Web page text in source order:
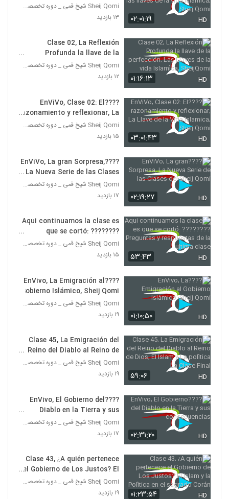
۰۲:۰۱:۱۹ HD
llaves de la vida Islámica,
Sheij Qomi
Sheij Qomi شیخ قمی _ دوره تخصصی تربیت مبلغه غرب
۱۳ بازدید
۰۱:۱۶:۱۳ HD
Clase 02, La Reflexión
Profunda la llave de la
perfección, Las Llaves de la
vida Islamíca, SheijQomi
Sheij Qomi شیخ قمی _ دوره تخصصی تربیت مبلغه غرب
۱۲ بازدید
۰۳:۰۱:۴۳ HD
????EnViVo, Clase 02: El
razonamiento y reflexionar, La
Llave de la Vida Islamica,
Sheij Qomi
Sheij Qomi شیخ قمی _ دوره تخصصی تربیت مبلغه غرب
۱۵ بازدید
۰۲:۱۹:۲۷ HD
????EnViVo, La gran Sorpresa,
La Nueva Serie de las Clases
del Sheij Qomi
Sheij Qomi شیخ قمی _ دوره تخصصی تربیت مبلغه غرب
۱۷ بازدید
۵۳:۴۳ HD
Aqui continuamos la clase es
que se cortó: ????????
Preguntas y respuestas de la
ultima clase
Sheij Qomi شیخ قمی _ دوره تخصصی تربیت مبلغه غرب
۱۵ بازدید
۰۱:۱۰:۵۰ HD
????EnVivo, La Emigración al
Gobierno Islámico, Sheij Qomi
Sheij Qomi شیخ قمی _ دوره تخصصی تربیت مبلغه غرب
۱۹ بازدید
۵۹:۰۶ HD
Clase 45, La Emigración del
Reino del Diablo al Reino de
Dios, El Islam y La política La
Clase Final
Sheij Qomi شیخ قمی _ دوره تخصصی تربیت مبلغه غرب
۱۹ بازدید
۰۲:۳۱:۲۰ HD
????EnVivo, El Gobierno del
Diablo en la Tierra y sus
concecuencias
Sheij Qomi شیخ قمی _ دوره تخصصی تربیت مبلغه غرب
۱۷ بازدید
۰۱:۲۳:۵۴ HD
Clase 43, ¿A quién pertenece
el Gobierno de Los Justos? El
Islam y la Política en el
sagrado Corán
Sheij Qomi شیخ قمی _ دوره تخصصی تربیت مبلغه غرب
۱۹ بازدید